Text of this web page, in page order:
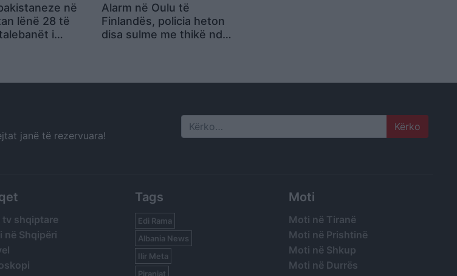
në
lënë 28 të
i
Alarm në Oulu të
Finlandës, policia heton
disa sulme me thikë ndaj
janë të rezervuara! Search
tv shqiptare
në Shqipëri
Tags
Edi Rama
Albania News
Ilir Meta
Piranjat
Moti
Moti në Tiranë
Moti në Prishtinë
Moti në Shkup
Moti në Durrës